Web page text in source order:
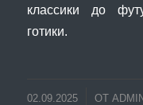
классики до
готики.
02.09.2025 ОТ ADMIN